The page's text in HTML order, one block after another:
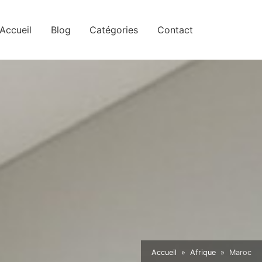
Accueil Blog Catégories Contact
Accueil Afrique Maroc